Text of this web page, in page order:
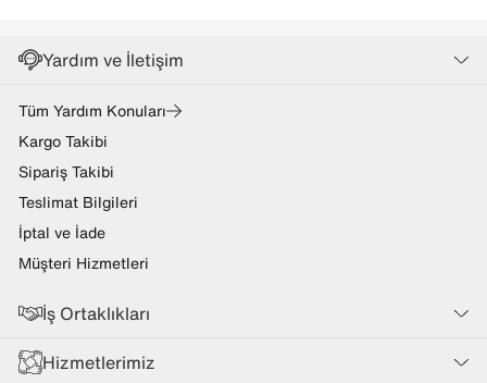
Yardım ve İletişim
Tüm Yardım Konuları
Kargo Takibi
Sipariş Takibi
Teslimat Bilgileri
İptal ve İade
Müşteri Hizmetleri
İş Ortaklıkları
Hizmetlerimiz